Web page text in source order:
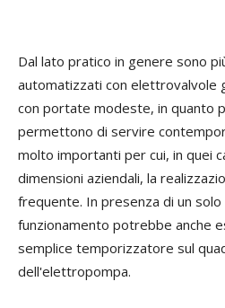
Dal lato pratico in genere sono
automatizzati con elettrovalvole
con portate modeste, in quanto
permettono di servire
molto importanti per cui, in quei
dimensioni aziendali, la
frequente. In presenza di un
funzionamento potrebbe anche
semplice temporizzatore sul
dell'elettropompa.